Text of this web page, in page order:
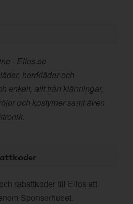
- Ellos.se
herrkläder och
enkelt, allt från klänningar,
och kostymer samt även
rabattkoder till Ellos att
Sponsorhuset.